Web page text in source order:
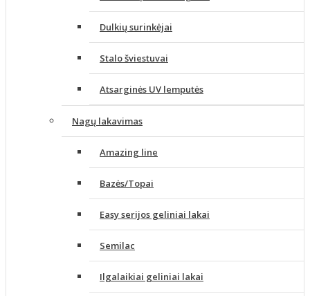
Dulkių surinkėjai
Stalo šviestuvai
Atsarginės UV lemputės
Nagų lakavimas
Amazing line
Bazės/Topai
Easy serijos geliniai lakai
Semilac
Ilgalaikiai geliniai lakai